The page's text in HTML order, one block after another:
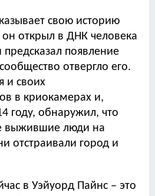
свою историю
он открыл в ДНК человека
появление
отвергло его.
и своих
в криокамерах и,
году, обнаружил, что
выжившие люди на
отстраивали город и
в Уэйуорд Пайнс – это